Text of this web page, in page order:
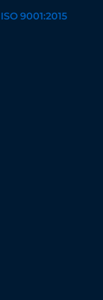
ISO 9001:2015